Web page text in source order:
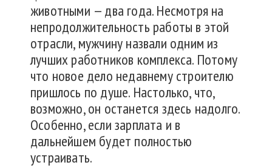
животными — два года. Несмотря на
непродолжительность работы в этой
отрасли, мужчину назвали одним из
лучших работников комплекса. Потому
что новое дело недавнему строителю
пришлось по душе. Настолько, что,
возможно, он останется здесь надолго.
Особенно, если зарплата и в
дальнейшем будет полностью
устраивать.